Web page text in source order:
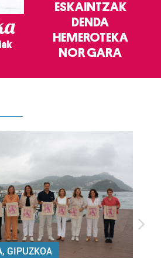
ESKAINTZAK
DENDA
HEMEROTEKA
NOR GARA
GIPUZKOA